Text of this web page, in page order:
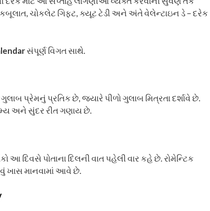
ચોકલેટ ગિફ્ટ, ક્યૂટ ટેડી અને અંતે વેલેન્ટાઇન ડે – દરેક
સંપૂર્ણ વિગત સાથે.
પ્રેમનું પ્રતિક છે, જ્યારે પીળો ગુલાબ મિત્રતા દર્શાવે છે.
અને સુંદર રીત ગણાય છે.
દિવસે પોતાના દિલની વાત પહેલી વાર કહે છે. રોમેન્ટિક
ખાસ માનવામાં આવે છે.